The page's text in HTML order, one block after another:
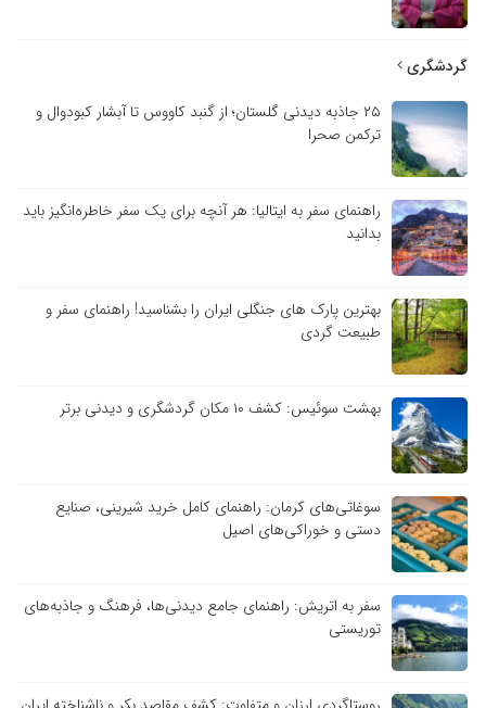
گردشگری
۲۵ جاذبه دیدنی گلستان؛ از گنبد کاووس تا آبشار کبودوال و
ترکمن صحرا
راهنمای سفر به ایتالیا: هر آنچه برای یک سفر خاطره‌انگیز باید
بدانید
بهترین پارک های جنگلی ایران را بشناسید! راهنمای سفر و
طبیعت گردی
بهشت سوئیس: کشف ۱۰ مکان گردشگری و دیدنی برتر
سوغاتی‌های کرمان: راهنمای کامل خرید شیرینی، صنایع
دستی و خوراکی‌های اصیل
سفر به اتریش: راهنمای جامع دیدنی‌ها، فرهنگ و جاذبه‌های
توریستی